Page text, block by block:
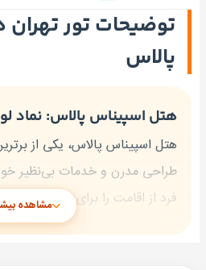
توضیحات تور
پالاس
هتل اسپیناس پالاس: نماد
هتل اسپیناس پالاس، یکی از
طراحی مدرن و خدمات بی‌نظیر
اتاق و سوئیت لوکس، به همراه
مشاهده